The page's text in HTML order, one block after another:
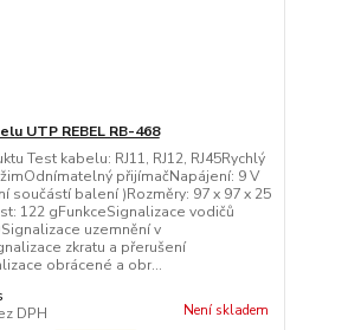
UTP REBEL RB-468
Test kabelu: RJ11, RJ12, RJ45Rychlý
přijímačNapájení: 9 V
součástí balení )Rozměry: 97 x 97 x 25
122 gFunkceSignalizace vodičů
uzemnění v
zkratu a přerušení
obrácené a obr...
DPH Není skladem